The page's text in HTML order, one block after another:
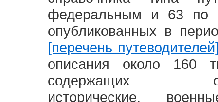
федеральным и 63 по
опубликованных в
[перечень
описания около 160
содержащих
исторические,